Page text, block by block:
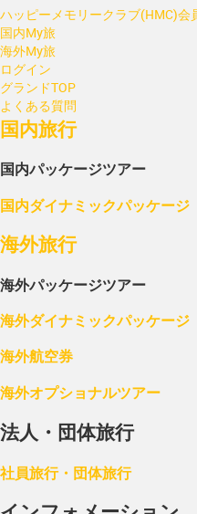
ハッピーメモリークラブ(HMC)会
国内My旅
海外My旅
ログイン
グランドTOP
よくある質問
国内旅行
国内パッケージツアー
国内ダイナミックパッケージ
海外旅行
海外パッケージツアー
海外ダイナミックパッケージ
海外航空券
海外オプショナルツアー
法人・団体旅行
社員旅行・団体旅行